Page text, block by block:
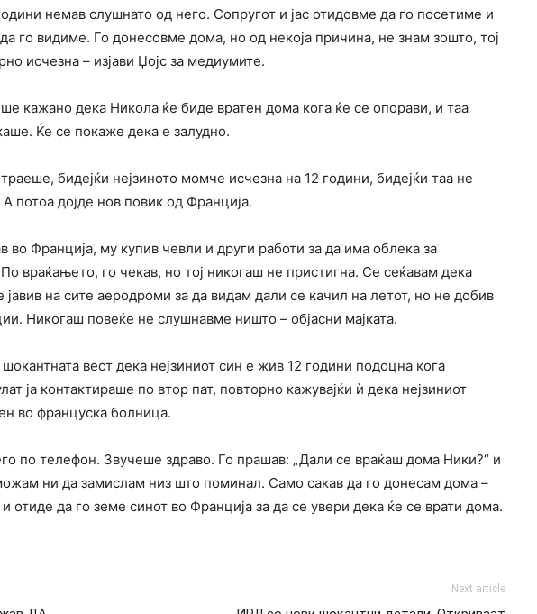
немав слушнато од него. Сопругот и јас отидовме да го посетиме и
го видиме. Го донесовме дома, но од некоја причина, не знам зошто, тој
исчезна – изјави Џојс за медиумите.
кажано дека Никола ќе биде вратен дома кога ќе се опорави, и таа
Ќе се покаже дека е залудно.
бидејќи нејзиното момче исчезна на 12 години, бидејќи таа не
потоа дојде нов повик од Франција.
во Франција, му купив чевли и други работи за да има облека за
враќањето, го чекав, но тој никогаш не пристигна. Се сеќавам дека
јавив на сите аеродроми за да видам дали се качил на летот, но не добив
Никогаш повеќе не слушнавме ништо – објасни мајката.
шокантната вест дека нејзиниот син е жив 12 години подоцна кога
ја контактираше по втор пат, повторно кажувајќи ѝ дека нејзиниот
во француска болница.
по телефон. Звучеше здраво. Го прашав: „Дали се враќаш дома Ники?“ и
ни да замислам низ што поминал. Само сакав да го донесам дома –
и отиде да го земе синот во Франција за да се увери дека ќе се врати дома.
Next article